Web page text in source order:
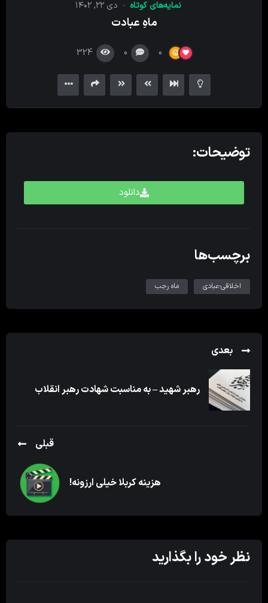
نمایه‌های کوتاه دی ۲۲, ۱۴۰۲
ماهِ عبادت
0
0
324
توضیحات:
دانلود
برچسب‌ها
اخلاقی-عبادی ماه رجب
بعدی
رهبر شهید – به مناسبت شهادت رهبر انقلاب
قبلی
هزینه کربلا خیلی ارزونه!
نظر خود را بگذارید